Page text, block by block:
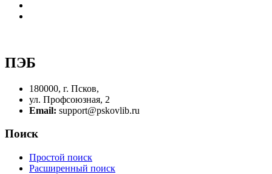
ПЭБ
180000, г. Псков,
ул. Профсоюзная, 2
Email: support@pskovlib.ru
Поиск
Простой поиск
Расширенный поиск